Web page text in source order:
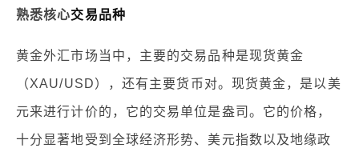
熟悉核心交易品种
黄金外汇市场当中，主要的交易品种是现货黄金
（XAU/USD），还有主要货币对。现货黄金，是以美
元来进行计价的，它的交易单位是盎司。它的价格，
十分显著地受到全球经济形势、美元指数以及地缘政